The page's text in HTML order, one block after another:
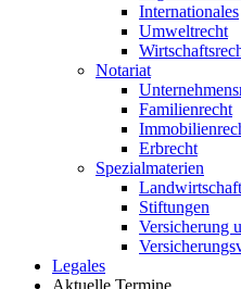
Internationales
Umweltrecht
Notariat
Familienrecht
Erbrecht
Spezialmaterien
Stiftungen
Versicherung
Legales
Aktuelle Termine